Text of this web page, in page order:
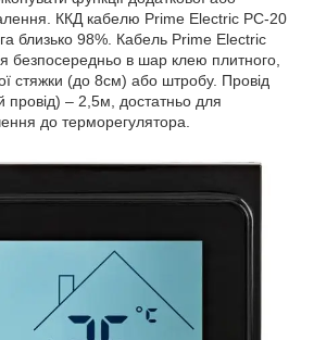
ККД кабелю Prime Electric PC-20
близько 98%. Кабель Prime Electric
безпосередньо в шар клею плитного,
стяжки (до 8см) або штробу. Провід
провід) – 2,5м, достатньо для
до терморегулятора.